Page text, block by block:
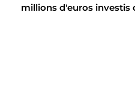
millions d'euros investis